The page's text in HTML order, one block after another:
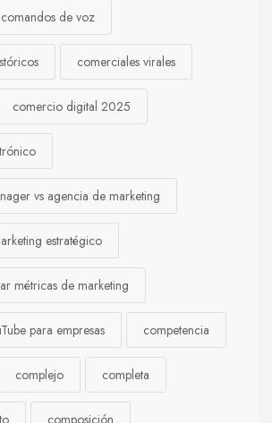
comandos de voz
comerciales virales
comercio digital 2025
vs agencia de marketing
estratégico
métricas de marketing
para empresas competencia
complejo completa
composición